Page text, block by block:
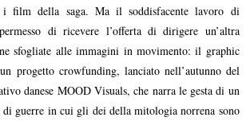
i film della saga. Ma il soddisfacente lavoro di
di ricevere l’offerta di dirigere un’altra
sfogliate alle immagini in movimento: il graphic
progetto crowfunding, lanciato nell’autunno del
danese MOOD Visuals, che narra le gesta di un
di guerre in cui gli dei della mitologia norrena sono